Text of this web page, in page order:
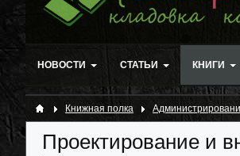
НОВОСТИ СТАТЬИ КНИГИ
Книжная полка
Проектирование и